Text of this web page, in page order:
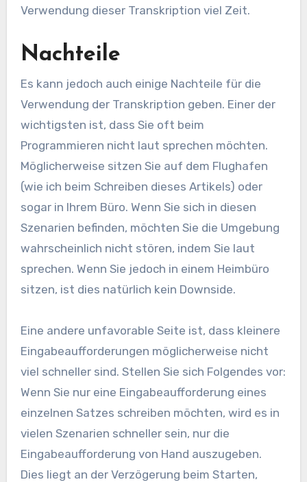
Verwendung dieser Transkription viel Zeit.
Nachteile
Es kann jedoch auch einige Nachteile für die
Verwendung der Transkription geben. Einer der
wichtigsten ist, dass Sie oft beim
Programmieren nicht laut sprechen möchten.
Möglicherweise sitzen Sie auf dem Flughafen
(wie ich beim Schreiben dieses Artikels) oder
sogar in Ihrem Büro. Wenn Sie sich in diesen
Szenarien befinden, möchten Sie die Umgebung
wahrscheinlich nicht stören, indem Sie laut
sprechen. Wenn Sie jedoch in einem Heimbüro
sitzen, ist dies natürlich kein Downside.
Eine andere unfavorable Seite ist, dass kleinere
Eingabeaufforderungen möglicherweise nicht
viel schneller sind. Stellen Sie sich Folgendes vor:
Wenn Sie nur eine Eingabeaufforderung eines
einzelnen Satzes schreiben möchten, wird es in
vielen Szenarien schneller sein, nur die
Eingabeaufforderung von Hand auszugeben.
Dies liegt an der Verzögerung beim Starten,